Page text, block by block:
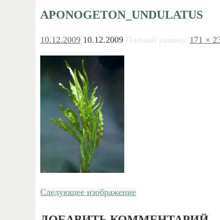
APONOGETON_UNDULATUS
10.12.2009 10.12.2009 Полный размер: 171 ×
Следующее изображение